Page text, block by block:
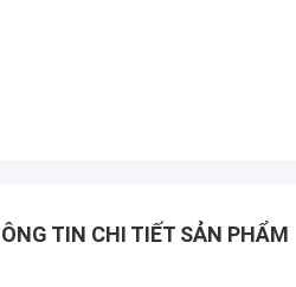
TIN CHI TIẾT SẢN PHẨM